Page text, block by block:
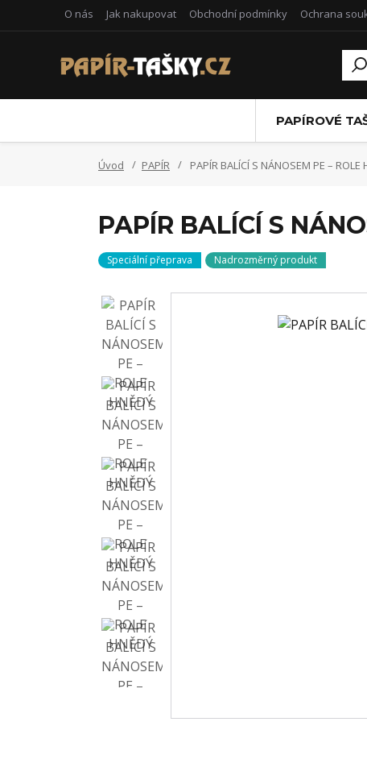
O nás Jak nakupovat Obchodní podmínky Ochrana
PAPÍROVÉ
Úvod PAPÍR PAPÍR BALÍCÍ S NÁNOSEM PE – ROLE
PAPÍR BALÍCÍ S
Speciální přeprava Nadrozměrný produkt